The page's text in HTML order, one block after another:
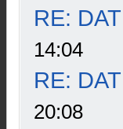
RE:
14:04
RE:
20:08